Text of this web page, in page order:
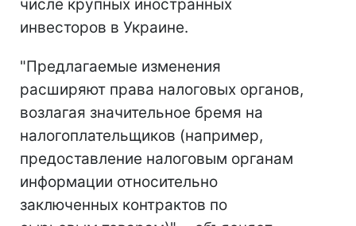
числе крупных иностранных
инвесторов в Украине.
"Предлагаемые изменения
расширяют права налоговых органов,
возлагая значительное бремя на
налогоплательщиков (например,
предоставление налоговым органам
информации относительно
заключенных контрактов по